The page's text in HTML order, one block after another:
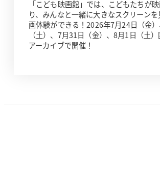
「こども映画館」では、こどもたちが
り、みんなと一緒に大きなスクリーン
画体験ができる！2026年7月24日（金
（土）、7月31日（金）、8月1日（土
アーカイブで開催！